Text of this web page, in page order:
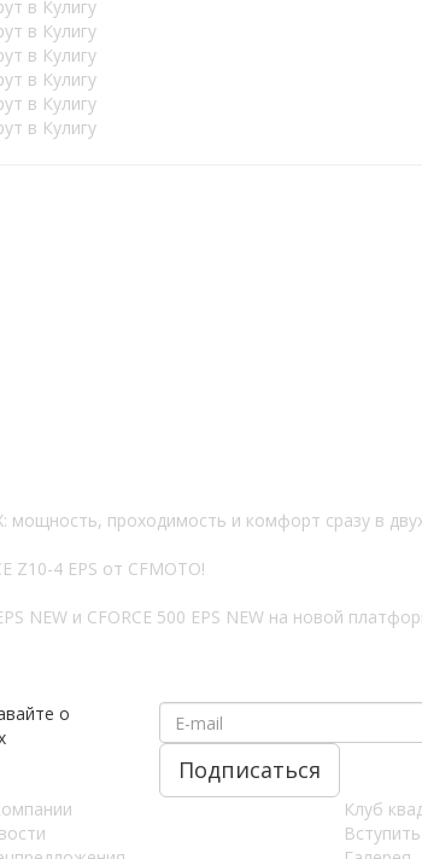
мощность, проходимость и комфорт сразу в
Z10-4 EPS от CFMOTO!
NEW и CFORCE 500 EPS NEW на новой
о
Клуб